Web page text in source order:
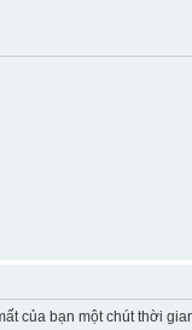
của bạn một chút thời